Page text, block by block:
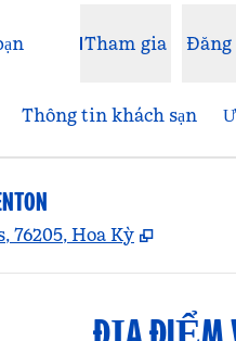
Tham gia Đăng
Thông tin khách sạn
76205, Hoa Kỳ ,